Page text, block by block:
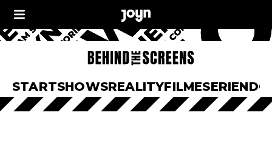
STARTSHOWSREALITYFILMESERIEN